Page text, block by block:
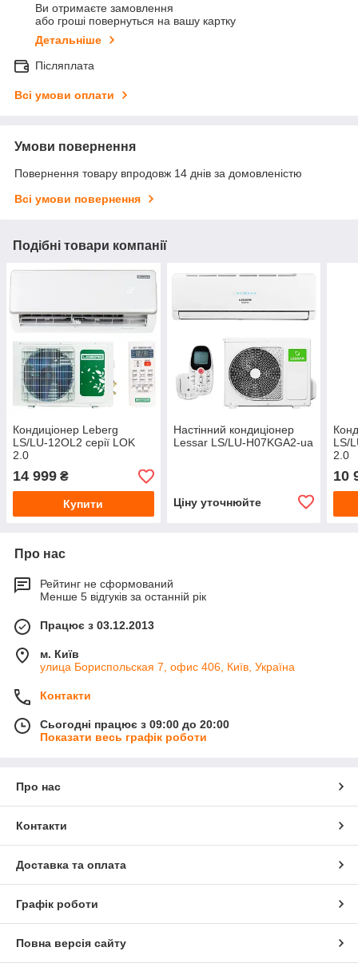
Ви отримаєте замовлення
або гроші повернуться на вашу картку
Детальніше
Післяплата
Всі умови оплати
Умови повернення
Повернення товару впродовж 14 днів за домовленістю
Всі умови повернення
Подібні товари компанії
Кондиціонер Leberg
LS/LU-12OL2 серії LOK
2.0
14 999 ₴
Купити
Настінний кондиціонер
Lessar LS/LU-H07KGA2-ua
Ціну уточнюйте
LS/
2.0
10
Про нас
Рейтинг не сформований
Менше 5 відгуків за останній рік
Працює з 03.12.2013
м. Київ
улица Бориспольская 7, офис 406, Київ, Україна
Контакти
Сьогодні працює з 09:00 до 20:00
Показати весь графік роботи
Про нас
Контакти
Доставка та оплата
Графік роботи
Повна версія сайту